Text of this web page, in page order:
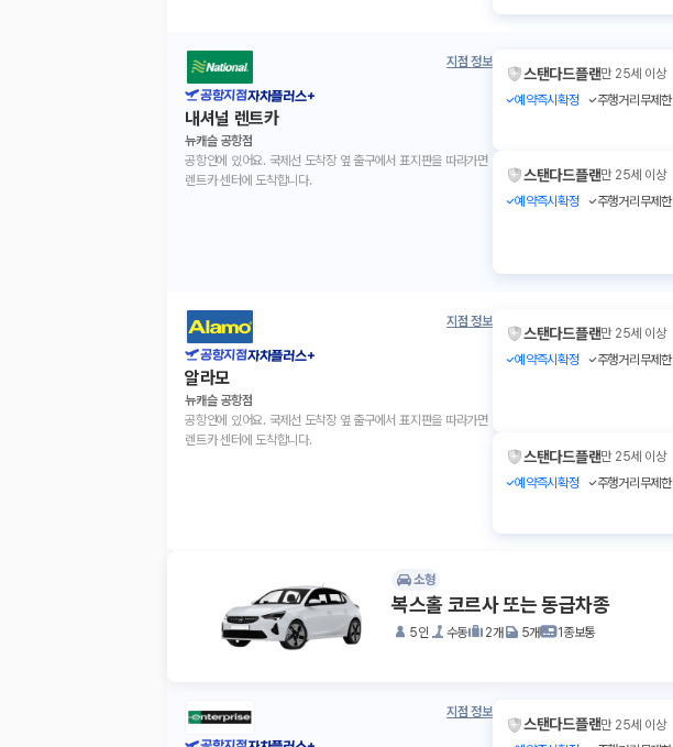
지점 정보
공항지점자차플러스+
내셔널 렌트카
뉴캐슬 공항점
공항안에 있어요. 국제선 도착장 옆 출구에서 표지판을 따라가면
렌트카 센터에 도착합니다.
스탠다드플랜만 25세 이상
예약즉시확정
주행거리무제한
스탠다드플랜만 25세 이상
예약즉시확정
주행거리무제한
지점 정보
공항지점자차플러스+
알라모
뉴캐슬 공항점
공항안에 있어요. 국제선 도착장 옆 출구에서 표지판을 따라가면
렌트카 센터에 도착합니다.
스탠다드플랜만 25세 이상
예약즉시확정
주행거리무제한
스탠다드플랜만 25세 이상
예약즉시확정
주행거리무제한
소형
복스홀 코르사 또는 동급차종
5인 수동 2개 5개
1종보통
지점 정보
스탠다드플랜만 25세 이상